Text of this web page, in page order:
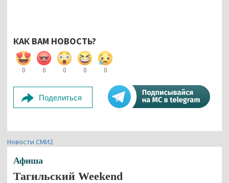
КАК ВАМ НОВОСТЬ?
0 0 0 0 0
Поделиться
Новости СМИ2
Афиша
Тагильский Weekend